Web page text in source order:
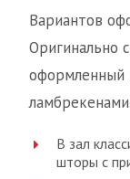
Вариантов
Оригинально
ламбрекенами.
В зал
шторы с